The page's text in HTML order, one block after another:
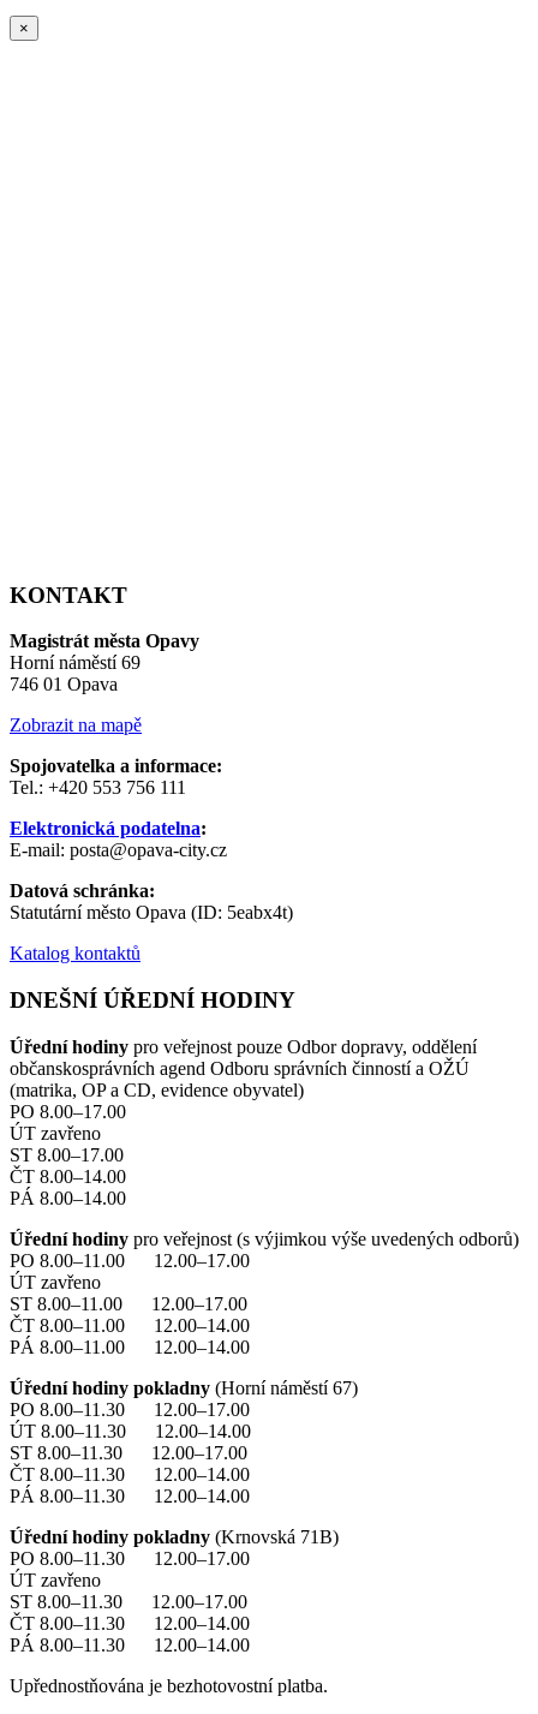
×
KONTAKT
Magistrát města Opavy
Horní náměstí 69
746 01 Opava
Zobrazit na mapě
Spojovatelka a informace:
Tel.: +420 553 756 111
Elektronická podatelna:
E-mail: posta@opava-city.cz
Datová schránka:
Statutární město Opava (ID: 5eabx4t)
Katalog kontaktů
DNEŠNÍ ÚŘEDNÍ HODINY
Úřední hodiny pro veřejnost pouze Odbor dopravy, oddělení
občanskosprávních agend Odboru správních činností a OŽÚ
(matrika, OP a CD, evidence obyvatel)
PO 8.00–17.00
ÚT zavřeno
ST 8.00–17.00
ČT 8.00–14.00
PÁ 8.00–14.00
Úřední hodiny pro veřejnost (s výjimkou výše uvedených odborů)
PO 8.00–11.00 12.00–17.00
ÚT zavřeno
ST 8.00–11.00 12.00–17.00
ČT 8.00–11.00 12.00–14.00
PÁ 8.00–11.00 12.00–14.00
Úřední hodiny pokladny (Horní náměstí 67)
PO 8.00–11.30 12.00–17.00
ÚT 8.00–11.30 12.00–14.00
ST 8.00–11.30 12.00–17.00
ČT 8.00–11.30 12.00–14.00
PÁ 8.00–11.30 12.00–14.00
Úřední hodiny pokladny (Krnovská 71B)
PO 8.00–11.30 12.00–17.00
ÚT zavřeno
ST 8.00–11.30 12.00–17.00
ČT 8.00–11.30 12.00–14.00
PÁ 8.00–11.30 12.00–14.00
Upřednostňována je bezhotovostní platba.